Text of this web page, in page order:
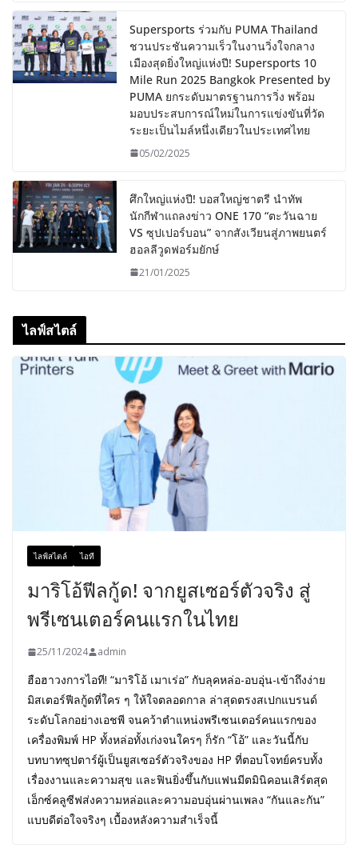
Supersports ร่วมกับ PUMA Thailand
ชวนประชันความเร็วในงานวิ่งใจกลาง
เมืองสุดยิ่งใหญ่แห่งปี! Supersports 10
Mile Run 2025 Bangkok Presented by
PUMA ยกระดับมาตรฐานการวิ่ง พร้อม
มอบประสบการณ์ใหม่ในการแข่งขันที่วัด
ระยะเป็นไมล์หนึ่งเดียวในประเทศไทย
05/02/2025
ศึกใหญ่แห่งปี! บอสใหญ่ชาตรี นำทัพ
นักกีฬาแถลงข่าว ONE 170 “ตะวันฉาย
VS ซุปเปอร์บอน” จากสังเวียนสู่ภาพยนตร์
ฮอลลีวูดฟอร์มยักษ์
21/01/2025
ไลฟ์สไตล์
ไลฟ์สไตล์ ไอที
มาริโอ้ฟีลกู้ด! จากยูสเซอร์ตัวจริง สู่
พรีเซนเตอร์คนแรกในไทย
25/11/2024 admin
ฮือฮาวงการไอที! “มาริโอ้ เมาเร่อ” กับลุคหล่อ-อบอุ่น-เข้าถึงง่าย
มิสเตอร์ฟีลกู้ดที่ใคร ๆ ให้ใจตลอดกาล ล่าสุดตรงสเปกแบรนด์
ระดับโลกอย่างเอชพี จนคว้าตำแหน่งพรีเซนเตอร์คนแรกของ
เครื่องพิมพ์ HP ทั้งหล่อทั้งเก่งจนใครๆ ก็รัก “โอ้” และวันนี้กับ
บทบาทซุปตาร์ผู้เป็นยูสเซอร์ตัวจริงของ HP ที่ตอบโจทย์ครบทั้ง
เรื่องงานและความสุข และฟินยิ่งขึ้นกับแฟนมีตมินิคอนเสิร์ตสุด
เอ็กซ์คลูซีฟส่งความหล่อและความอบอุ่นผ่านเพลง “กันและกัน”
แบบดีต่อใจจริงๆ เบื้องหลังความสำเร็จนี้